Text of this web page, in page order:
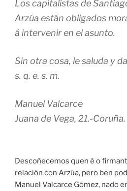
Los capitalistas de
Arzúa están obligados
á intervenir en el asunto.
Sin otra cosa, le saluda y
s. q. e. s. m.
Manuel Valcarce
Juana de Vega, 21.-Coruña.
Descoñecemos quen é o
relación con Arzúa, pero ben
Manuel Valcarce Gómez, nado